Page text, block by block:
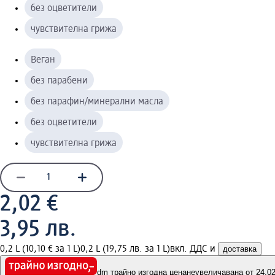
без оцветители
чувствителна грижа
Веган
без парабени
без парафин/минерални масла
без оцветители
чувствителна грижа
2,02 €
3,95 лв.
0,2 L (10,10 € за 1 L)0,2 L (19,75 лв. за 1 L)вкл. ДДС и доставка
dm трайно изгодна ценанеувеличавана от